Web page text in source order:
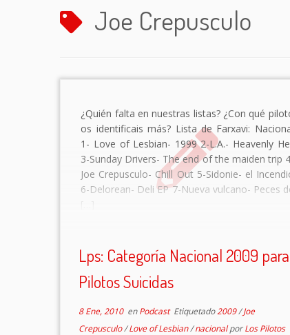
Joe Crepusculo
¿Quién falta en nuestras listas? ¿Con qué
os identificais más? Lista de Farxavi:
1- Love of Lesbian- 1999 2-L.A.- Heavenly
3-Sunday Drivers- The end of the maiden trip
Joe Crepusculo- Chill Out 5-Sidonie- el
6-Delorean- Deli EP 7-Nueva vulcano- Peces
Lps: Categoría Nacional 2009 para
Pilotos Suicidas
8 Ene, 2010enPodcast Etiquetado2009/Joe
Crepusculo/Love of Lesbian/nacionalporLos Pilotos